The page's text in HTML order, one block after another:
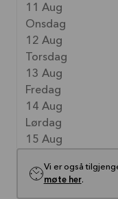
11 Aug
Onsdag
12 Aug
Torsdag
13 Aug
Fredag
14 Aug
Lørdag
15 Aug
Vi er også
møte her.